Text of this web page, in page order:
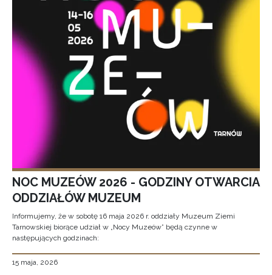
NOC MUZEÓW 2026 - GODZINY OTWARCIA
ODDZIAŁÓW MUZEUM
Informujemy, że w sobotę 16 maja 2026 r. oddziały Muzeum Ziemi
Tarnowskiej biorące udział w „Nocy Muzeów” będą czynne w
następujących godzinach:
15 maja, 2026